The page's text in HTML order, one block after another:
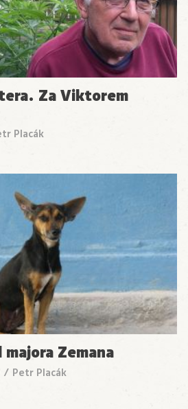
Za Viktorem
Placák
Zemana
/ Petr Placák